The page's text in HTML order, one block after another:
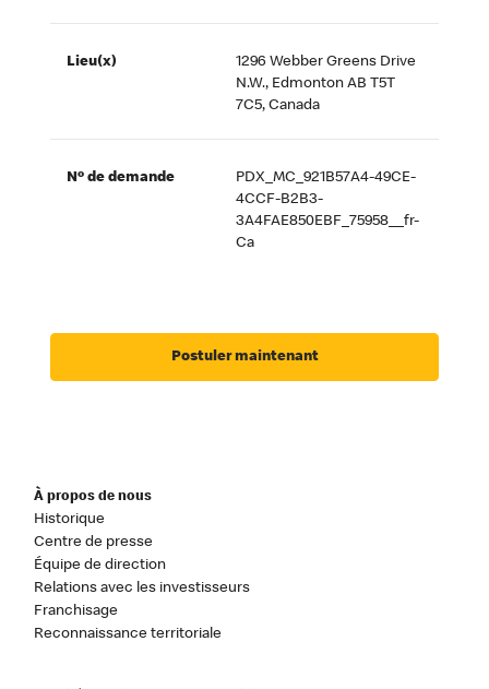
Lieu(x)
1296 Webber Greens Drive
N.W., Edmonton AB T5T
7C5, Canada
Nº de demande
PDX_MC_921B57A4-49CE-
4CCF-B2B3-
3A4FAE850EBF_75958__fr-
Ca
Postuler maintenant
À propos de nous
Historique
Centre de presse
Équipe de direction
Relations avec les investisseurs
Franchisage
Reconnaissance territoriale